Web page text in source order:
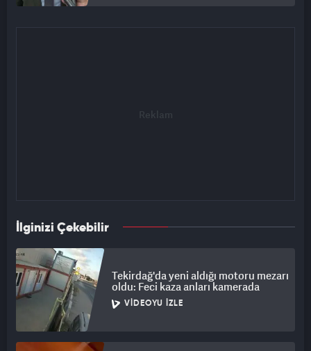
İlginizi Çekebilir
Tekirdağ'da yeni aldığı motoru mezarı
oldu: Feci kaza anları kamerada
VIDEOYU İZLE